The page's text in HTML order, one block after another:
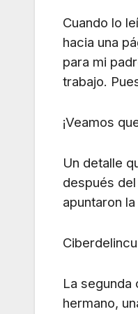
Cuando lo
hacia una
para mi
trabajo.
¡Veamos
Un detalle
después
apuntaron
La segunda
hermano,